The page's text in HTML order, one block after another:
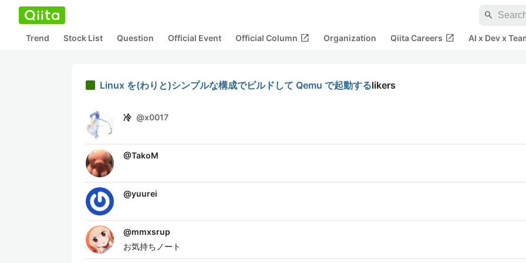
search
Trend Stock List Question Official Event Official Column open_in_new Organization Qiita Careers open_in_new AI x Dev x
Linux を(わりと)シンプルな構成でビルドして Qemu で起動するlikers
冷 @x0017
@TakoM
@yuurei
@mmxsrup
お気持ちノート